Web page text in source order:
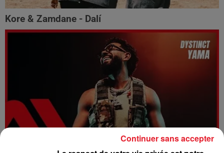
Kore & Zamdane - Dalí
Continuer sans accepter